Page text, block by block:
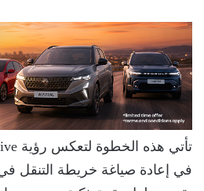
في إعادة صياغة خريطة التنقل